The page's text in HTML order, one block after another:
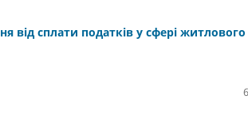
від сплати податків у сфері житлового